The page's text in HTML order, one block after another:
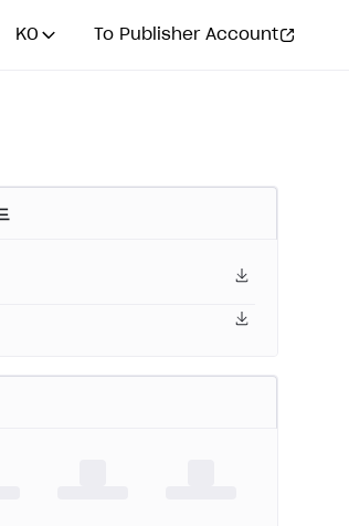
KO To Publisher Account